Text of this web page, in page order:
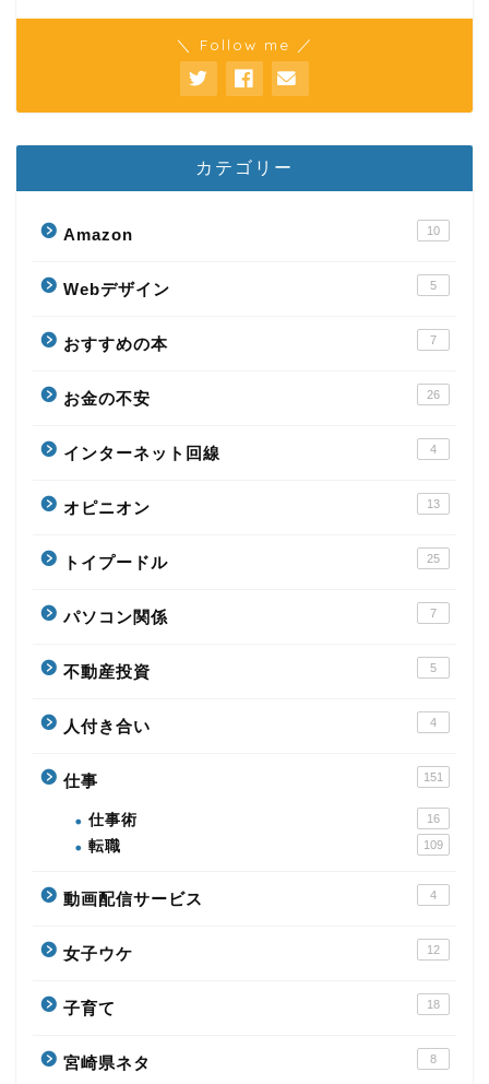
＼ Follow me ／
カテゴリー
Amazon 10
Webデザイン 5
おすすめの本 7
お金の不安 26
インターネット回線 4
オピニオン 13
トイプードル 25
パソコン関係 7
不動産投資 5
人付き合い 4
仕事 151
仕事術 16
転職 109
動画配信サービス 4
女子ウケ 12
子育て 18
宮崎県ネタ 8